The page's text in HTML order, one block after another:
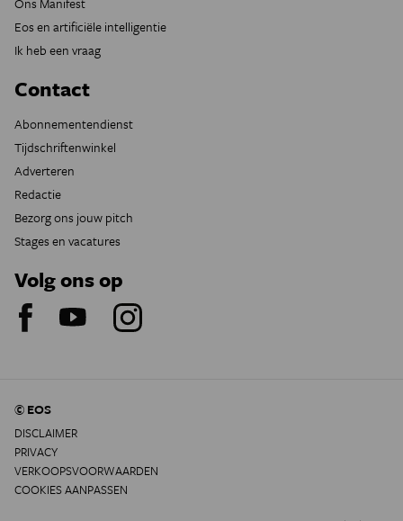
Eos en artificiële intelligentie
Ik heb een vraag
Contact
Abonnementendienst
Tijdschriftenwinkel
Adverteren
Redactie
Bezorg ons jouw pitch
Stages en vacatures
Volg ons op
© EOS
DISCLAIMER
PRIVACY
VERKOOPSVOORWAARDEN
COOKIES AANPASSEN